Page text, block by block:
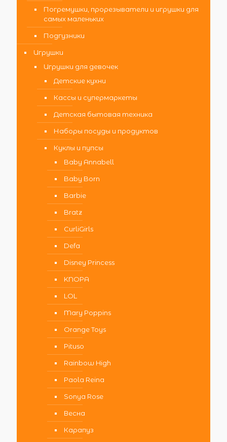
Погремушки, прорезыватели и игрушки для
самых маленьких
Подгузники
Игрушки
Игрушки для девочек
Детские кухни
Кассы и супермаркеты
Детская бытовая техника
Наборы посуды и продуктов
Куклы и пупсы
Baby Annabell
Baby Born
Barbie
Bratz
CurliGirls
Defa
Disney Princess
KNOPA
LOL
Mary Poppins
Orange Toys
Pituso
Rainbow High
Paola Reina
Sonya Rose
Весна
Карапуз